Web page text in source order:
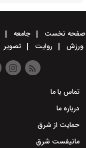
صفحه نخست جامعه
ورزش
روایت تصویر
تماس با ما
درباره ما
حمایت از شرق
مانیفست شرق